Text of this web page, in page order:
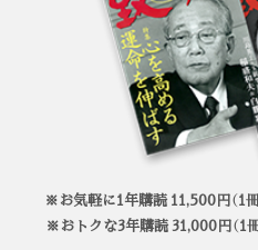
※お気軽に1年購読 11,500円（1
※おトクな3年購読 31,000円（1